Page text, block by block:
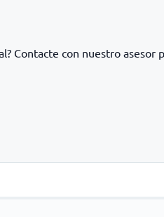
Contacte con nuestro asesor